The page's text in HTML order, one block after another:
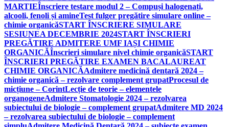
MARTIEÎnscriere testare modul 2 – Compuși halogenați,
alcooli, fenoli și amineTest fulger pregătire simulare online –
chimie organicăSTART ÎNSCRIERE SIMULARE
SESIUNEA DECEMBRIE 2024START ÎNSCRIERI
PREGĂTIRE ADMITERE UMF IAȘI CHIMIE
ORGANICĂÎnscrieri simulare nivel chimie organicăSTART
ÎNSCRIERI PREGĂTIRE EXAMEN BACALAUREAT
CHIMIE ORGANICĂAdmitere medicină dentară 2024 –
chimie organică – rezolvare complement grupatProcesul de
micțiune – CorintLecție de teorie – elementele
organogeneAdmitere Stomatologie 2024 – rezolvarea
subiectului de biologie – complement grupatAdmitere MD 2024
– rezolvarea subiectului de biologie – complement